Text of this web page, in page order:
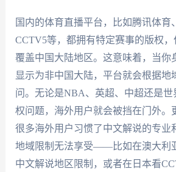
国内的体育直播平台，比如腾讯体育
CCTV5等，都拥有特定赛事的版权
覆盖中国大陆地区。这意味着，当你
显示为非中国大陆，平台就会根据地
问。无论是NBA、英超、中超还是世
权问题，海外用户就会被挡在门外。
很多海外用户习惯了中文解说的专业
地域限制无法享受——比如在澳大利
中文解说地区限制，或者在日本看